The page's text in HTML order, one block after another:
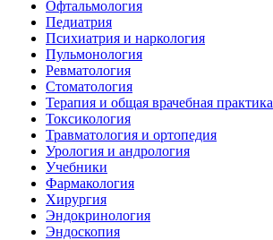
Офтальмология
Педиатрия
Психиатрия и наркология
Пульмонология
Ревматология
Стоматология
Терапия и общая врачебная практика
Токсикология
Травматология и ортопедия
Урология и андрология
Учебники
Фармакология
Хирургия
Эндокринология
Эндоскопия